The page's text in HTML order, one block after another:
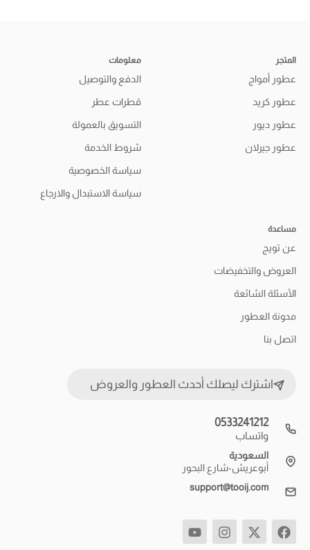
المتجر
عطور أمواج
عطور كريد
عطور ديور
عطور جيرلان
معلومات
الدفع والتوصيل
قطرات عطر
التسويق بالعمولة
شروط الخدمة
سياسة الخصوصية
سياسة الاستبدال والارجاع
مساعدة
عن تويج
العروض والتخفيضات
الأسئلة الشائعة
مدونة العطور
اتصل بنا
اشترك ليصلك أحدث العطور والعروض
0533241212
واتساب
السعودية
أبوعريش-شارع البحور
support@tooij.com